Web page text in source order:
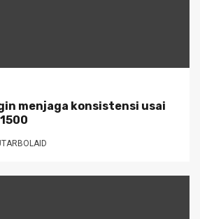
menjaga konsistensi usai